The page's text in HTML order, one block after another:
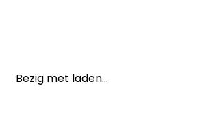
Bezig met laden...